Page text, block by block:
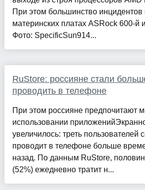
При этом большинство
материнских платах ASRock 600-й
Фото: SpecificSun914...
RuStore: россияне стали
проводить в телефоне
При этом россияне предпочитают
использовании
увеличилось: треть пользователей
проводит в телефоне больше
назад. По данным RuStore,
(52%) ежедневно тратит н...